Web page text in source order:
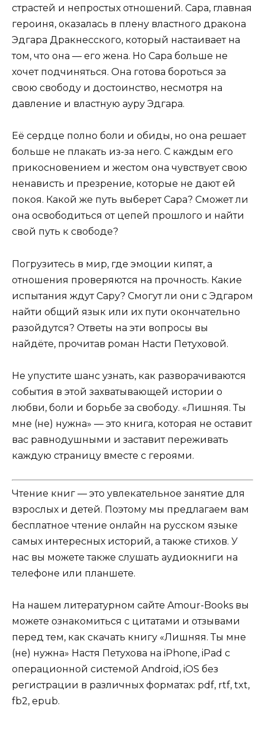
страстей и непростых отношений. Сара, главная
героиня, оказалась в плену властного дракона
Эдгара Дракнесского, который настаивает на
том, что она — его жена. Но Сара больше не
хочет подчиняться. Она готова бороться за
свою свободу и достоинство, несмотря на
давление и властную ауру Эдгара.
Её сердце полно боли и обиды, но она решает
больше не плакать из-за него. С каждым его
прикосновением и жестом она чувствует свою
ненависть и презрение, которые не дают ей
покоя. Какой же путь выберет Сара? Сможет ли
она освободиться от цепей прошлого и найти
свой путь к свободе?
Погрузитесь в мир, где эмоции кипят, а
отношения проверяются на прочность. Какие
испытания ждут Сару? Смогут ли они с Эдгаром
найти общий язык или их пути окончательно
разойдутся? Ответы на эти вопросы вы
найдёте, прочитав роман Насти Петуховой.
Не упустите шанс узнать, как разворачиваются
события в этой захватывающей истории о
любви, боли и борьбе за свободу. «Лишняя. Ты
мне (не) нужна» — это книга, которая не оставит
вас равнодушными и заставит переживать
каждую страницу вместе с героями.
Чтение книг — это увлекательное занятие для
взрослых и детей. Поэтому мы предлагаем вам
бесплатное чтение онлайн на русском языке
самых интересных историй, а также стихов. У
нас вы можете также слушать аудиокниги на
телефоне или планшете.
На нашем литературном сайте Amour-Books вы
можете ознакомиться с цитатами и отзывами
перед тем, как скачать книгу «Лишняя. Ты мне
(не) нужна» Настя Петухова на iPhone, iPad с
операционной системой Android, iOS без
регистрации в различных форматах: pdf, rtf, txt,
fb2, epub.